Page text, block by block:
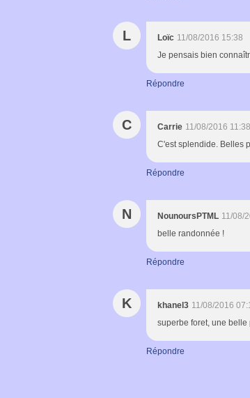
L Loïc 11/08/2016 15:38
Je pensais bien
Répondre
C Carrie 11/08/2016 11:38
C'est splendide. Belles
Répondre
N NounoursPTML 11/08/
belle randonnée !
Répondre
K khanel3 11/08/2016
superbe foret, une belle
Répondre